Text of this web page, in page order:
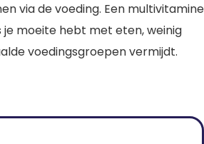
via de voeding. Een multivitamine
je moeite hebt met eten, weinig
voedingsgroepen vermijdt.